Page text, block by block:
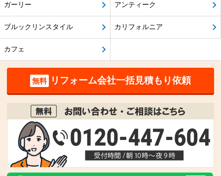
ガーリー アンティーク
ブルックリンスタイル カリフォルニア
カフェ
無料 リフォーム会社一括見積もり依頼